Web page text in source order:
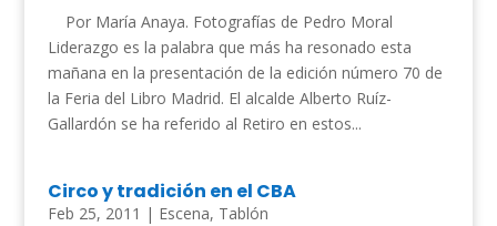
Por María Anaya. Fotografías de Pedro Moral
Liderazgo es la palabra que más ha resonado esta
mañana en la presentación de la edición número 70 de
la Feria del Libro Madrid. El alcalde Alberto Ruíz-
Gallardón se ha referido al Retiro en estos...
Circo y tradición en el CBA
Feb 25, 2011 | Escena, Tablón